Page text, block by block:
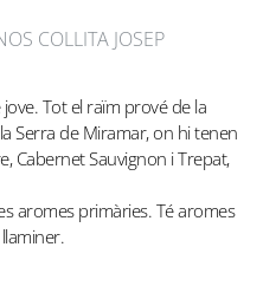
COLLITA JOSEP
Tot el raïm prové de la
Serra de Miramar, on hi tenen
Cabernet Sauvignon i Trepat,
aromes primàries. Té aromes